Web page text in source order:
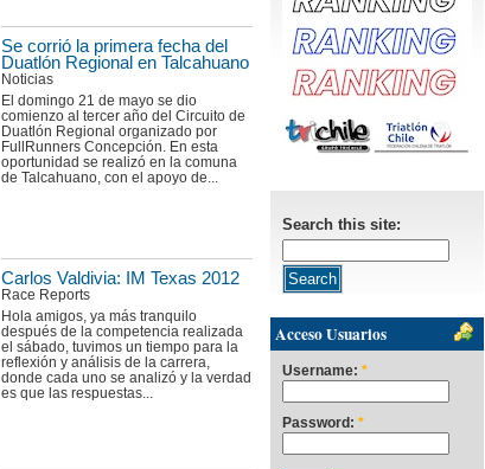
Se corrió la primera fecha del
Duatlón Regional en Talcahuano
Noticias
El domingo 21 de mayo se dio
comienzo al tercer año del Circuito de
Duatlón Regional organizado por
FullRunners Concepción. En esta
oportunidad se realizó en la comuna
de Talcahuano, con el apoyo de...
Carlos Valdivia: IM Texas 2012
Race Reports
Hola amigos, ya más tranquilo
después de la competencia realizada
el sábado, tuvimos un tiempo para la
reflexión y análisis de la carrera,
donde cada uno se analizó y la verdad
es que las respuestas...
Search this site:
Acceso Usuarios
Username: *
Password: *